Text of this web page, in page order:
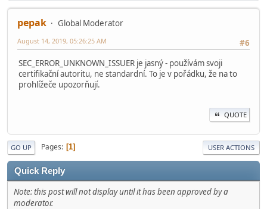
pepak
Global Moderator
#6
August 14, 2019, 05:26:25 AM
SEC_ERROR_UNKNOWN_ISSUER je jasný - používám svoji
certifikační autoritu, ne standardní. To je v pořádku, že na to
prohlížeče upozorňují.
QUOTE
GO UP Pages 1 USER ACTIONS
Quick Reply
Note: this post will not display until it has been approved by a
moderator.